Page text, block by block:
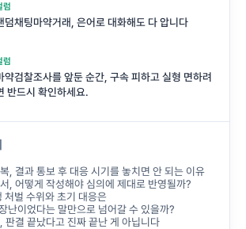
럼
덤채팅마약거래, 은어로 대화해도 다 압니다
럼
약검찰조사를 앞둔 순간, 구속 피하고 실형 면하려
반드시 확인하세요.
, 결과 통보 후 대응 시기를 놓치면 안 되는 이유
, 어떻게 작성해야 심의에 제대로 반영될까?
처벌 수위와 초기 대응은
난이었다는 말만으로 넘어갈 수 있을까?
판결 끝났다고 진짜 끝난 게 아닙니다